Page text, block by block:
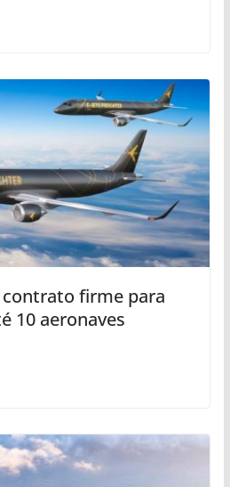
contrato firme para
10 aeronaves